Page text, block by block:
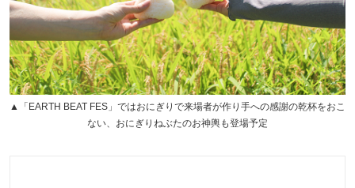
▲「EARTH BEAT FES」ではおにぎりで来場者が作り手への感謝の乾杯をおこ
ない、おにぎりねぶたのお神輿も登場予定